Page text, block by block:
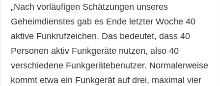
„Nach vorläufigen Schätzungen unseres
Geheimdienstes gab es Ende letzter Woche 40
aktive Funkrufzeichen. Das bedeutet, dass 40
Personen aktiv Funkgeräte nutzen, also 40
verschiedene Funkgerätebenutzer. Normalerweise
kommt etwa ein Funkgerät auf drei, maximal vier